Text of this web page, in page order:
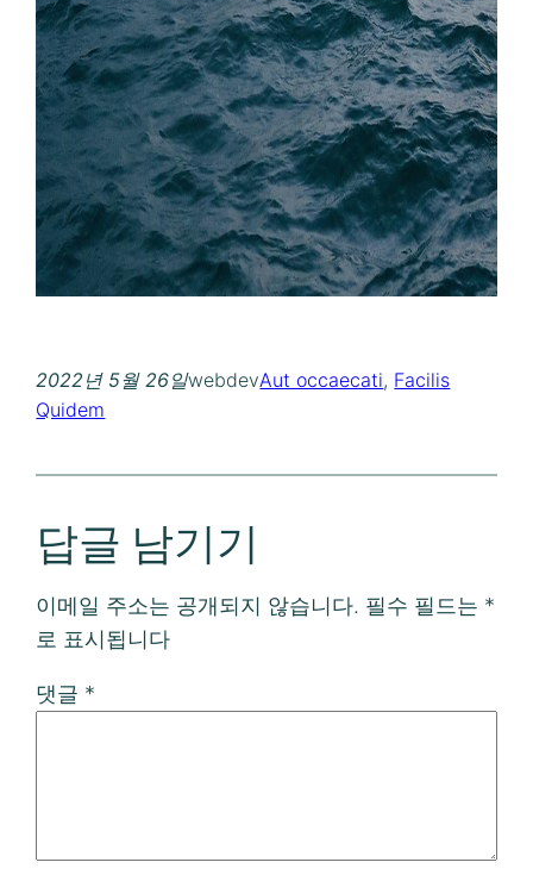
2022년 5월 26일webdevAut occaecati, Facilis
Quidem
답글 남기기
이메일 주소는 공개되지 않습니다. 필수 필드는 *
로 표시됩니다
댓글 *